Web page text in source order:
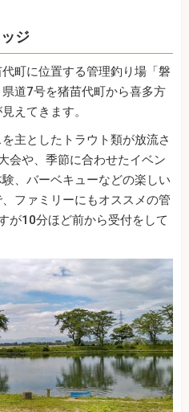
ジ
町に位置する管理釣り場「磐
道7号を猪苗代町から喜多方
えてきます。
主としたトラウト類が放流さ
会や、季節に合わせたイベン
、バーベキューなどの楽しい
ファミリーにもオススメの管
が10分ほど前から受付をして